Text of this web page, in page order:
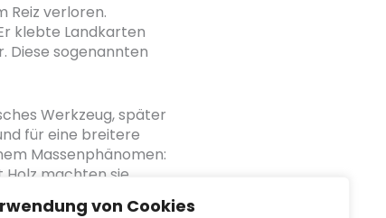
von Cookies
Reiz verloren.
klebte Landkarten
Diese sogenannten
Werkzeug, später
für eine breitere
Massenphänomen:
Holz machten sie